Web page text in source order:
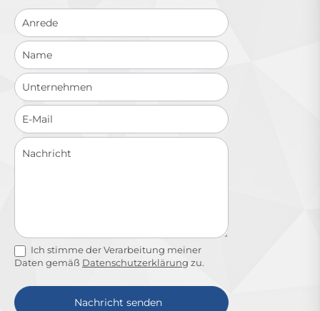
Schnellkontakt
Ich stimme der Verarbeitung meiner
Daten gemäß Datenschutzerklärung zu.
Nachricht senden